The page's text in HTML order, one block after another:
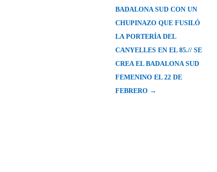
BADALONA SUD CON UN
CHUPINAZO QUE FUSILÓ
LA PORTERÍA DEL
CANYELLES EN EL 85.// SE
CREA EL BADALONA SUD
FEMENINO EL 22 DE
FEBRERO →